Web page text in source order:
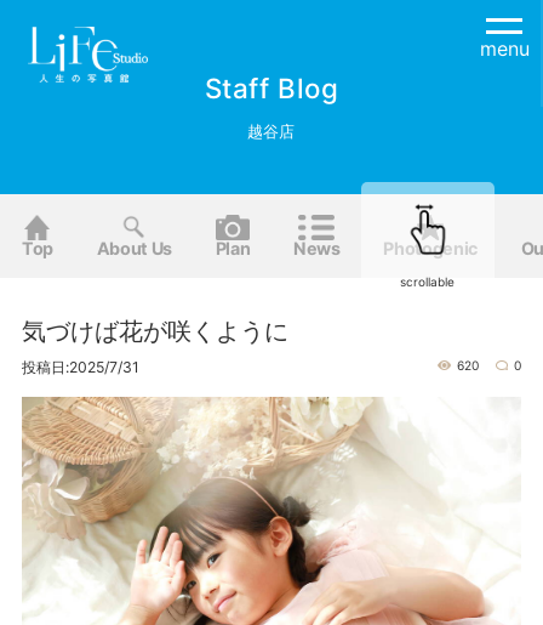
menu
Staff Blog
越谷店
Top About Us Plan News Photogenic
scrollable
気づけば花が咲くように
投稿日:2025/7/31 620 0